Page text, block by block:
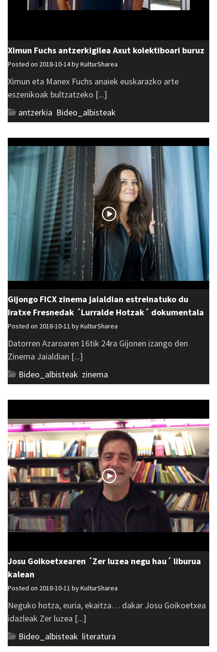
Ximun Fuchs antzerkigilea Axut kolektiboari buruz
Posted on 2018-10-14 byKulturSharea
Ximun eta Manex Fuchs anaiek euskarazko arte
eszenikoak bultzatzeko [...]
antzerkia Bideo_albisteak
Gijongo FICX zinema jaialdian estreinatuko du
Iratxe Fresnedak ´Lurralde Hotzak´ dokumentala
Posted on 2018-10-11 byKulturSharea
Datorren Azaroaren 16tik 24ra Gijonen izango den
Zinema Jaialdian [...]
Bideo_albisteak zinema
Josu Goikoetxearen ´Zer luzea negu hau´ liburua
kalean
Posted on 2018-10-11 byKulturSharea
Neguko hotza, euria, ekaitza… dakar Josu Goikoetxea
idazleak Zer luzea [...]
Bideo_albisteak literatura